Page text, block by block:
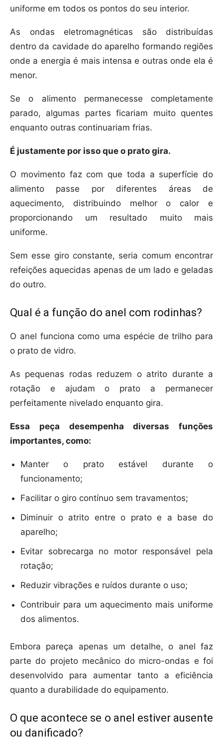
uniforme em todos os pontos do seu interior.
As ondas eletromagnéticas são distribuídas
dentro da cavidade do aparelho formando regiões
onde a energia é mais intensa e outras onde ela é
menor.
Se o alimento permanecesse completamente
parado, algumas partes ficariam muito quentes
enquanto outras continuariam frias.
É justamente por isso que o prato gira.
O movimento faz com que toda a superfície do
alimento passe por diferentes áreas de
aquecimento, distribuindo melhor o calor e
proporcionando um resultado muito mais
uniforme.
Sem esse giro constante, seria comum encontrar
refeições aquecidas apenas de um lado e geladas
do outro.
Qual é a função do anel com rodinhas?
O anel funciona como uma espécie de trilho para
o prato de vidro.
As pequenas rodas reduzem o atrito durante a
rotação e ajudam o prato a permanecer
perfeitamente nivelado enquanto gira.
Essa peça desempenha diversas funções
importantes, como:
Manter o prato estável durante o
funcionamento;
Facilitar o giro contínuo sem travamentos;
Diminuir o atrito entre o prato e a base do
aparelho;
Evitar sobrecarga no motor responsável pela
rotação;
Reduzir vibrações e ruídos durante o uso;
Contribuir para um aquecimento mais uniforme
dos alimentos.
Embora pareça apenas um detalhe, o anel faz
parte do projeto mecânico do micro-ondas e foi
desenvolvido para aumentar tanto a eficiência
quanto a durabilidade do equipamento.
O que acontece se o anel estiver ausente
ou danificado?